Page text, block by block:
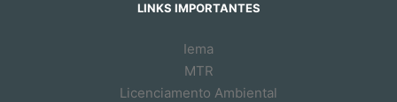
LINKS IMPORTANTES
Iema
MTR
Licenciamento Ambiental